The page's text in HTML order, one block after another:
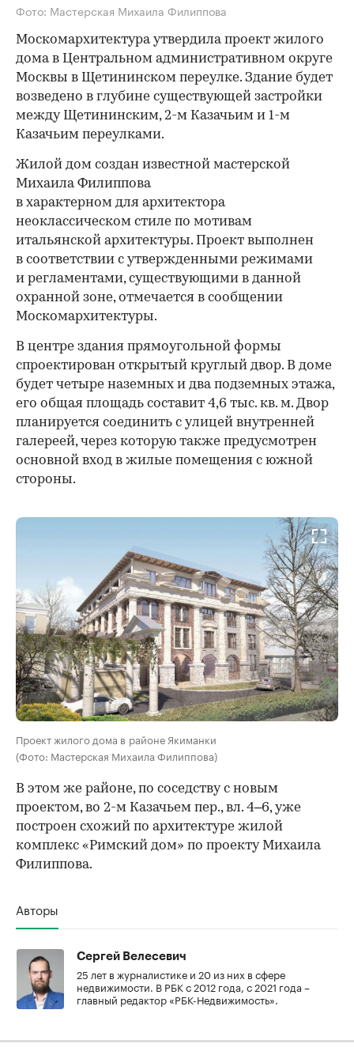
Фото: Мастерская Михаила Филиппова
Москомархитектура утвердила проект жилого
дома в Центральном административном округе
Москвы в Щетининском переулке. Здание будет
возведено в глубине существующей застройки
между Щетининским, 2-м Казачьим и 1-м
Казачьим переулками.
Жилой дом создан известной мастерской
Михаила Филиппова
в характерном для архитектора
неоклассическом стиле по мотивам
итальянской архитектуры. Проект выполнен
в соответствии с утвержденными режимами
и регламентами, существующими в данной
охранной зоне, отмечается в сообщении
Москомархитектуры.
В центре здания прямоугольной формы
спроектирован открытый круглый двор. В доме
будет четыре наземных и два подземных этажа,
его общая площадь составит 4,6 тыс. кв. м. Двор
планируется соединить с улицей внутренней
галереей, через которую также предусмотрен
основной вход в жилые помещения с южной
стороны.
00:00 / 00:00
Проект жилого дома в районе Якиманки
(Фото: Мастерская Михаила Филиппова)
В этом же районе, по соседству с новым
проектом, во 2-м Казачьем пер., вл. 4–6, уже
построен схожий по архитектуре жилой
комплекс «Римский дом» по проекту Михаила
Филиппова.
Авторы
Сергей Велесевич
25 лет в журналистике и 20 из них в сфере
недвижимости. В РБК с 2012 года, с 2021 года –
главный редактор «РБК-Недвижимость».